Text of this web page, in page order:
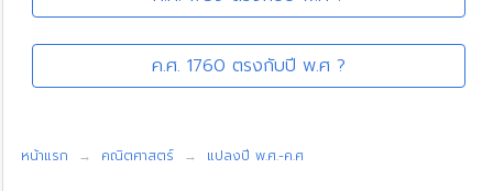
ค.ศ. 1760 ตรงกับปี พ.ศ ?
หน้าแรก คณิตศาสตร์ แปลงปี พ.ศ.-ค.ศ